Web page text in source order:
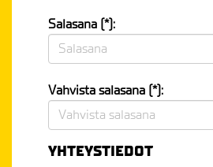
Salasana (*):
Vahvista salasana (*):
YHTEYSTIEDOT